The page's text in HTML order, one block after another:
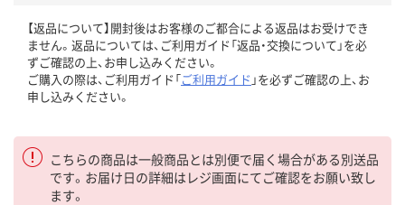
【返品について】開封後はお客様のご都合による返品はお受けでき
ません。返品については、ご利用ガイド「返品・交換について」を必
ずご確認の上、お申し込みください。
ご購入の際は、ご利用ガイド「ご利用ガイド 」を必ずご確認の上、お
申し込みください。
こちらの商品は一般商品とは別便で届く場合がある別送品
です。お届け日の詳細はレジ画面にてご確認をお願い致し
ます。